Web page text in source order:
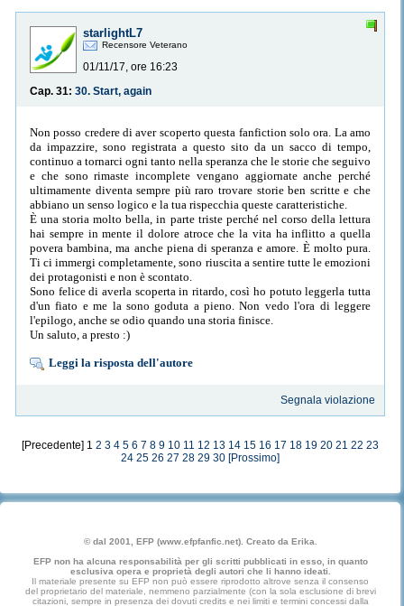
starlightL7
Recensore Veterano
01/11/17, ore 16:23
Cap. 31: 30. Start, again
Non posso credere di aver scoperto questa fanfiction solo ora. La amo
da impazzire, sono registrata a questo sito da un sacco di tempo,
continuo a tornarci ogni tanto nella speranza che le storie che seguivo
e che sono rimaste incomplete vengano aggiornate anche perché
ultimamente diventa sempre più raro trovare storie ben scritte e che
abbiano un senso logico e la tua rispecchia queste caratteristiche.
È una storia molto bella, in parte triste perché nel corso della lettura
hai sempre in mente il dolore atroce che la vita ha inflitto a quella
povera bambina, ma anche piena di speranza e amore. È molto pura.
Ti ci immergi completamente, sono riuscita a sentire tutte le emozioni
dei protagonisti e non è scontato.
Sono felice di averla scoperta in ritardo, così ho potuto leggerla tutta
d'un fiato e me la sono goduta a pieno. Non vedo l'ora di leggere
l'epilogo, anche se odio quando una storia finisce.
Un saluto, a presto :)
Leggi la risposta dell'autore
Segnala violazione
[Precedente] 12 3 4 5 6 7 8 9 10 11 12 13 14 15 16 17 18 19 20 21 22 23
24 25 26 27 28 29 30 [Prossimo]
© dal 2001, EFP (www.efpfanfic.net). Creato da Erika.
EFP non ha alcuna responsabilità per gli scritti pubblicati in esso, in quanto
esclusiva opera e proprietà degli autori che li hanno ideati.
Il materiale presente su EFP non può essere riprodotto altrove senza il consenso
del proprietario del materiale, nemmeno parzialmente (con la sola esclusione di brevi
citazioni, sempre in presenza dei dovuti credits e nei limiti e termini concessi dalla